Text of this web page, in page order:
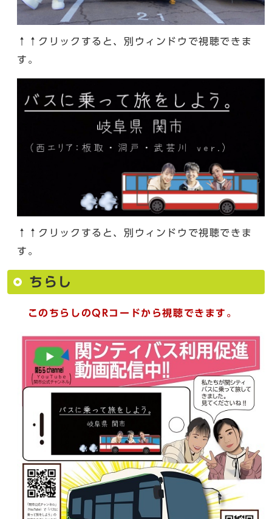
↑↑クリックすると、別ウィンドウで視聴できま
す。
↑↑クリックすると、別ウィンドウで視聴できま
す。
ちらし
このちらしのQRコードから視聴できます。